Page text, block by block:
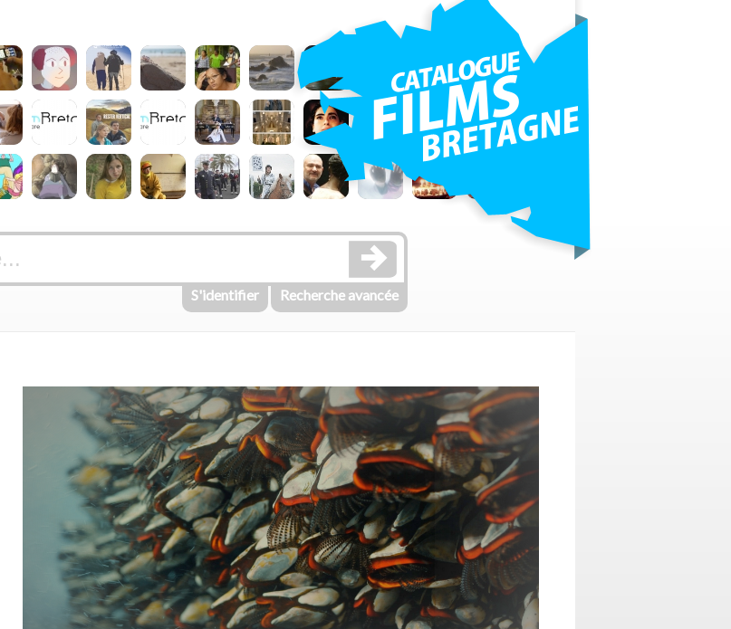
S'identifier Recherche avancée